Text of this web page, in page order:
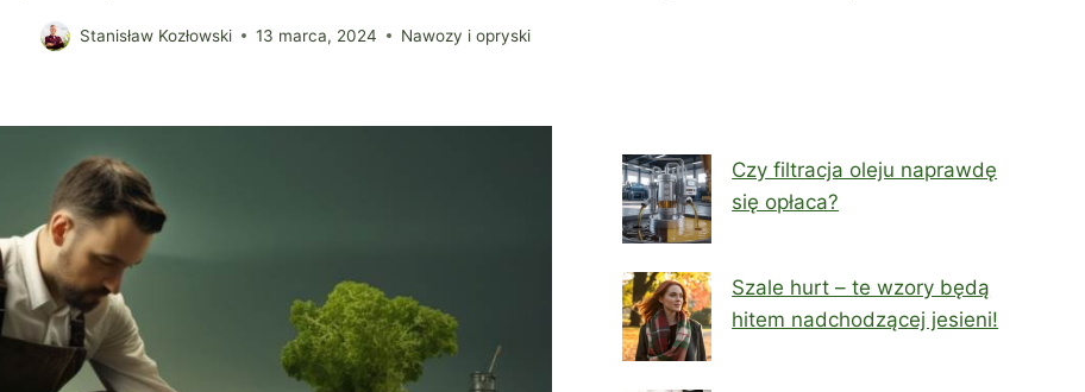
Stanisław Kozłowski 13 marca, 2024 Nawozy i opryski
Czy filtracja oleju naprawdę
się opłaca?
Szale hurt – te wzory będą
hitem nadchodzącej jesieni!